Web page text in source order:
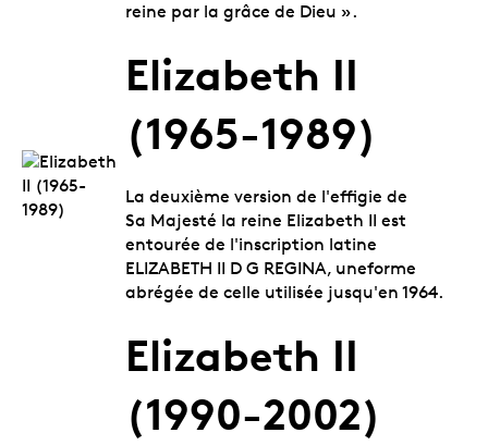
reine par la grâce de Dieu ».
Elizabeth II
(1965-1989)
La deuxième version de l'effigie de
Sa Majesté la reine Elizabeth II est
entourée de l'inscription latine
ELIZABETH II D G REGINA, uneforme
abrégée de celle utilisée jusqu'en 1964.
Elizabeth II
(1990-2002)